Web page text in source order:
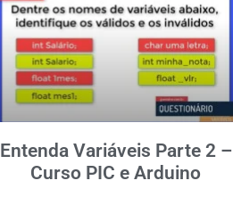
Entenda Variáveis Parte 2 –
Curso PIC e Arduino